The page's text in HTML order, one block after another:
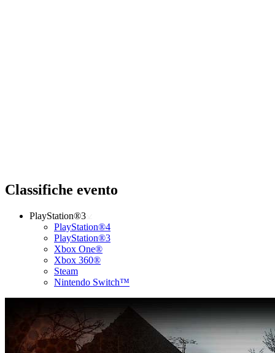
Classifiche evento
PlayStation®3
PlayStation®4
PlayStation®3
Xbox One®
Xbox 360®
Steam
Nintendo Switch™